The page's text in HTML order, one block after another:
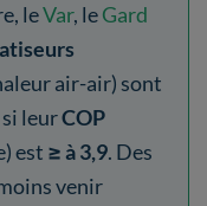
leVar, leGard
air-air) sont
si leurCOP
est ≥ à 3,9. Des
venir